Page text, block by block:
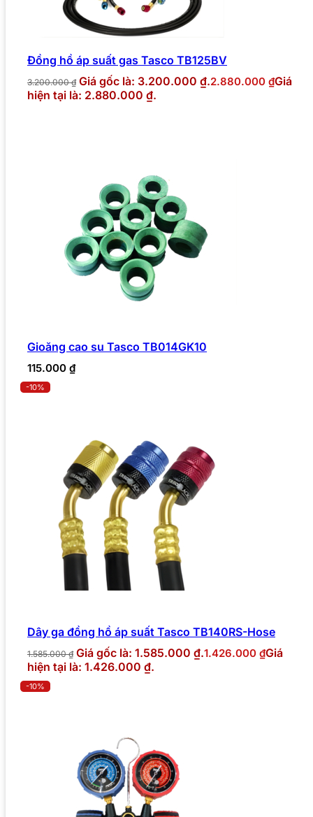
Đồng hồ áp suất gas Tasco TB125BV
3.200.000₫ Giá gốc là: 3.200.000 ₫.2.880.000 ₫Giá
hiện tại là: 2.880.000 ₫.
Gioăng cao su Tasco TB014GK10
115.000 ₫
-10%
Dây ga đồng hồ áp suất Tasco TB140RS-Hose
1.585.000₫ Giá gốc là: 1.585.000 ₫.1.426.000 ₫Giá
hiện tại là: 1.426.000 ₫.
-10%